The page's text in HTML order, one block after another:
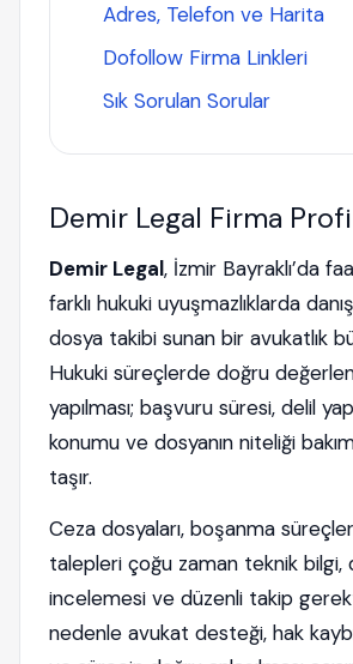
Adres, Telefon ve Harita
Dofollow Firma Linkleri
Sık Sorulan Sorular
Demir Legal Firma
Demir Legal, İzmir Bayraklı’da
farklı hukuki uyuşmazlıklarda
dosya takibi sunan bir avukatlık
Hukuki süreçlerde doğru
yapılması; başvuru süresi, delil
konumu ve dosyanın niteliği
taşır.
Ceza dosyaları, boşanma
talepleri çoğu zaman teknik bilgi,
incelemesi ve düzenli takip
nedenle avukat desteği, hak